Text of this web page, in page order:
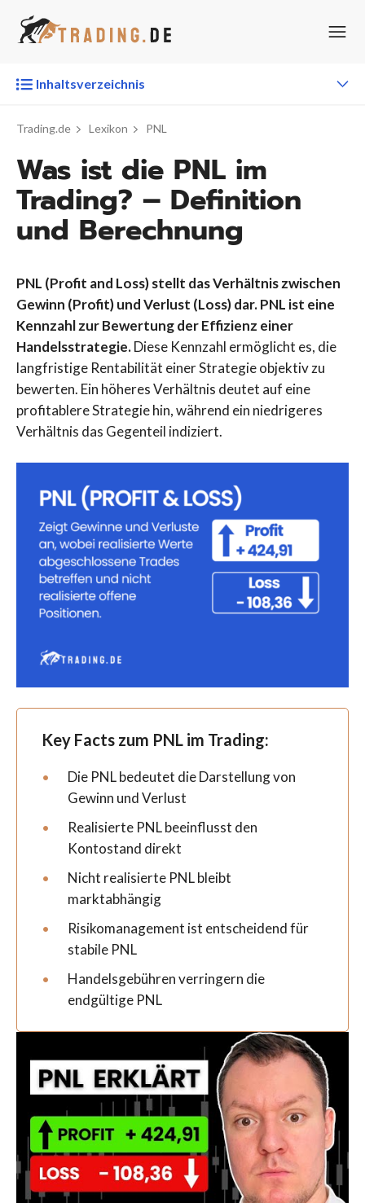
Inhalt
Inhaltsverzeichnis
Trading.de Lexikon PNL
Was ist die PNL im
Trading? – Definition
und Berechnung
PNL (Profit and Loss) stellt dasVerhältnis zwischen
Gewinn (Profit) und Verlust (Loss) dar. PNL ist eine
Kennzahl zur Bewertung der Effizienz einer
Handelsstrategie.Diese Kennzahl ermöglicht es, die
langfristige Rentabilität einer Strategie objektiv zu
bewerten. Ein höheres Verhältnis deutet auf eine
profitablere Strategie hin, während ein niedrigeres
Verhältnis das Gegenteil indiziert.
Key Facts zum PNL im Trading:
Die PNL bedeutet die Darstellung von
Gewinn und Verlust
Realisierte PNL beeinflusst den
Kontostand direkt
Nicht realisierte PNL bleibt
marktabhängig
Risikomanagement ist entscheidend für
stabile PNL
Handelsgebühren verringern die
endgültige PNL